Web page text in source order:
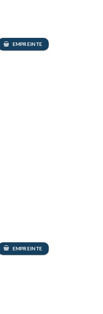
EMPREINTE
EMPREINTE